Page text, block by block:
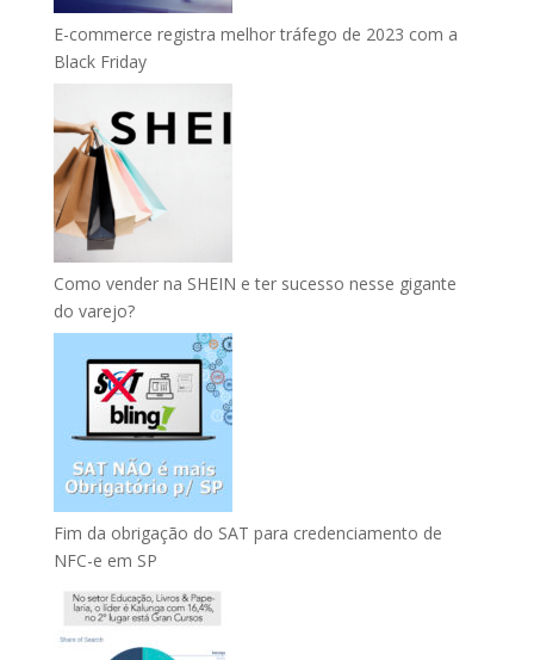
E-commerce registra melhor tráfego de 2023 com a
Black Friday
Como vender na SHEIN e ter sucesso nesse gigante
do varejo?
Fim da obrigação do SAT para credenciamento de
NFC-e em SP